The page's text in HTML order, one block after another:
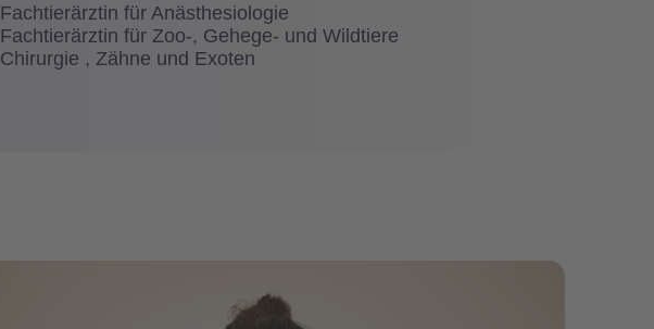
Fachtierärztin für Anästhesiologie
Fachtierärztin für Zoo-, Gehege- und Wildtiere
Chirurgie , Zähne und Exoten